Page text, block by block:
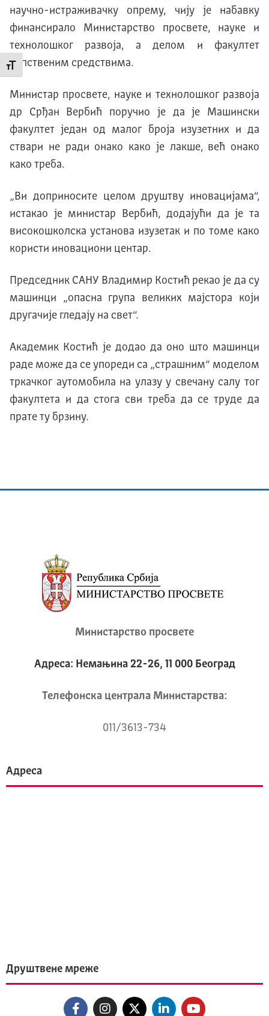
Промени величину слова
научно-истраживачку опрему, чиjу jе набавку
финансирало Mинистарство
просвете, науке и
технолошког развоја, а делом и факултет
сопственим средствима.
Mинистар просвете, науке и технолошког развоjа
др Срђан Вербић поручио jе да jе Mашински
факултет jедан од малог броjа изузетних и да
ствари не ради онако како jе лакше, већ онако
како треба.
„Ви доприносите целом друштву иновациjама“,
истакао jе министар Вербић, додаjући да jе та
високошколска установа изузетак и по томе како
користи иновациони центар.
Председник СAНУ Владимир Kостић рекао jе да су
машинци „опасна група великих маjстора коjи
другачиjе гледаjу на свет“.
Академик Kостић jе додао да оно што машинци
раде може да се упореди са „страшним“ моделом
тркачког аутомобила на улазу у свечану салу тог
факултета и да стога сви треба да се труде да
прате ту брзину.
Министарство просвете
Адреса: Немањина 22-26, 11 000 Београд
Телeфонска централа Mинистарства:
011/3613-734
Адреса
Друштвене мреже